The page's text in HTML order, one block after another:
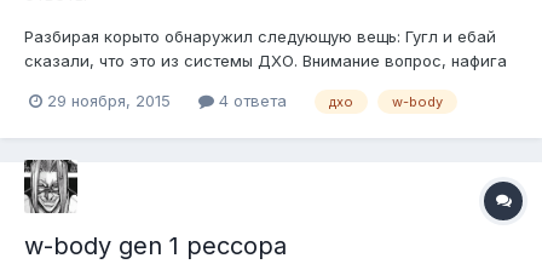
Разбирая корыто обнаружил следующую вещь: Гугл и ебай
сказали, что это из системы ДХО. Внимание вопрос, нафига
29 ноября, 2015
4 ответа дхо w-body
w-body gen 1 рессора